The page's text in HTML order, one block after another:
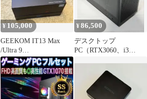
¥105,000
GEEKOM IT13 Max
/Ultra 9
185H/24GB/500GB
¥86,500
デスクトップ
PC（RTX3060、i3